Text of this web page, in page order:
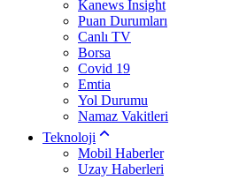
Kanews Insight
Puan Durumları
Canlı TV
Borsa
Covid 19
Emtia
Yol Durumu
Namaz Vakitleri
Teknoloji
Mobil Haberler
Uzay Haberleri